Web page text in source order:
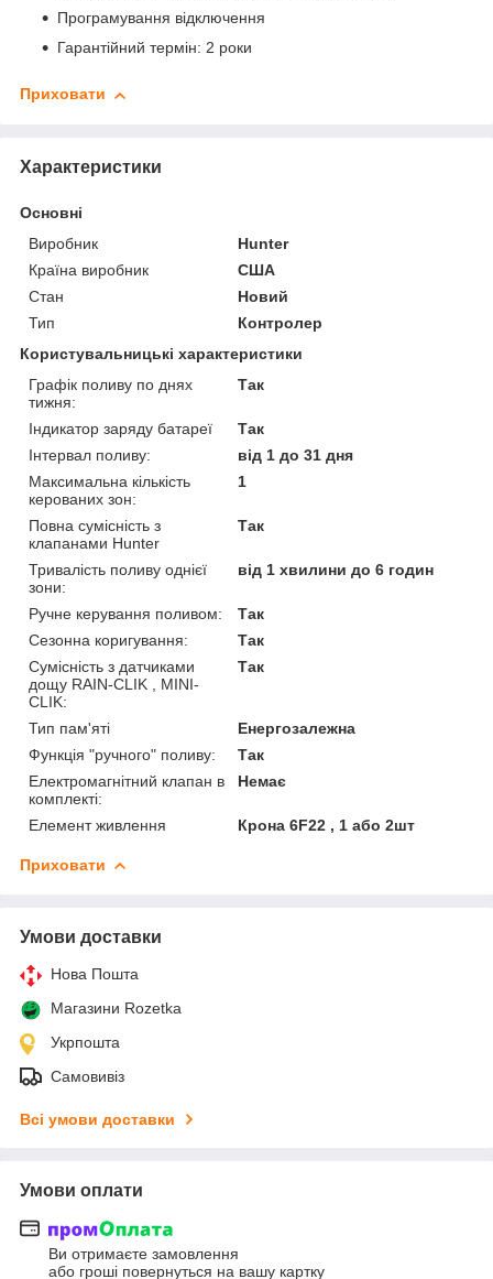
Програмування відключення
Гарантійний термін: 2 роки
Приховати
Характеристики
Основні
Виробник
Hunter
Країна виробник
США
Стан
Новий
Тип
Контролер
Користувальницькі характеристики
Графік поливу по днях
тижня:
Так
Індикатор заряду батареї
Так
Інтервал поливу:
від 1 до 31 дня
Максимальна кількість
керованих зон:
1
Повна сумісність з
клапанами Hunter
Так
Тривалість поливу однієї
зони:
від 1 хвилини до 6 годин
Ручне керування поливом:
Так
Сезонна коригування:
Так
Сумісність з датчиками
дощу RAIN-CLIK , MINI-
CLIK:
Так
Тип пам'яті
Енергозалежна
Функція "ручного" поливу:
Так
Електромагнітний клапан в
комплекті:
Немає
Елемент живлення Крона 6F22 , 1 або 2шт
Приховати
Умови доставки
Нова Пошта
Магазини Rozetka
Укрпошта
Самовивіз
Всі умови доставки
Умови оплати
Ви отримаєте замовлення
або гроші повернуться на вашу картку